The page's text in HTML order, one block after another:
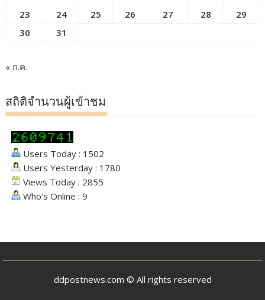
23
24 25 26 27 28
29
30
31
« ก.ค.
สถิติจำนวนผู้เข้าชม
Users Today : 1502
Users Yesterday : 1780
Views Today : 2855
Who's Online : 9
ddpostnews.com © All rights reserved